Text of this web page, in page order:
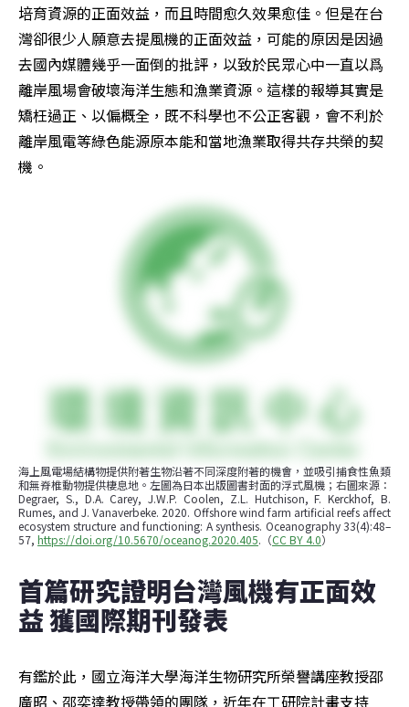
培育資源的正面效益，而且時間愈久效果愈佳。但是在台
灣卻很少人願意去提風機的正面效益，可能的原因是因過
去國內媒體幾乎一面倒的批評，以致於民眾心中一直以爲
離岸風場會破壞海洋生態和漁業資源。這樣的報導其實是
矯枉過正、以偏概全，既不科學也不公正客觀，會不利於
離岸風電等綠色能源原本能和當地漁業取得共存共榮的契
機。
海上風電場結構物提供附著生物沿著不同深度附著的機會，並吸引捕食性魚類
和無脊椎動物提供棲息地。左圖為日本出版圖書封面的浮式風機；右圖來源：
Degraer, S., D.A. Carey, J.W.P. Coolen, Z.L. Hutchison, F. Kerckhof, B.
Rumes, and J. Vanaverbeke. 2020. Offshore wind farm artificial reefs affect
ecosystem structure and functioning: A synthesis. Oceanography 33(4):48–
57, https://doi.org/10.5670/oceanog.2020.405.（CC BY 4.0）
首篇研究證明台灣風機有正面效
益 獲國際期刊發表
有鑑於此，國立海洋大學海洋生物研究所榮譽講座教授邵
廣昭、邵奕達教授帶領的團隊，近年在工研院計畫支持